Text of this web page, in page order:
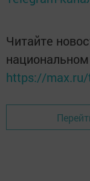
Читайте
https://